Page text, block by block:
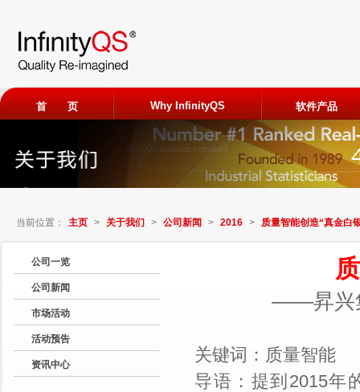
首 页 Why InfinityQS 软件产品
ProFicient
观看客
当前位置： 主页 > 关于我们 > 公司新闻 > 2016 > 质量智能创造“真金白
公司一览
公司新闻
市场活动
活动预告
资讯中心
——昇兴
关键词：质量智能
导语：提到2015年